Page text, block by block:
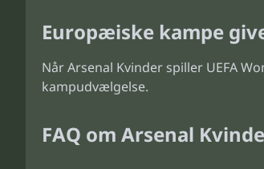
Europæiske kampe
Når Arsenal Kvinder spiller UEFA
kampudvælgelse.
FAQ om Arsenal